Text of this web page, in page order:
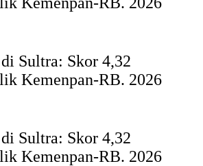
Sultra: Skor 4,32
Kemenpan-RB. 2026
Sultra: Skor 4,32
Kemenpan-RB. 2026